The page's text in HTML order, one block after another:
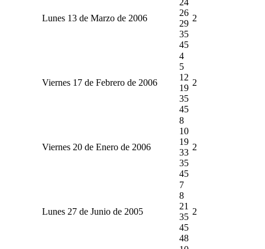
Lunes 13 de Marzo de 2006
26
29
35
45
2
Viernes 17 de Febrero de 2006
4
5
12
19
35
45
2
Viernes 20 de Enero de 2006
8
10
19
33
35
45
2
Lunes 27 de Junio de 2005
7
8
21
35
45
48
2